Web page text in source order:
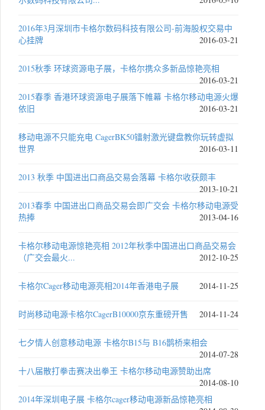
2016年3月深圳市卡格尔数码科技有限公司-前海股权交易中
心挂牌
2016-03-21
2015秋季 环球资源电子展，卡格尔携众多新品惊艳亮相
2016-03-21
2015春季 香港环球资源电子展落下帷幕 卡格尔移动电源火爆
依旧
2016-03-21
移动电源不只能充电 CagerBK50镭射激光键盘教你玩转虚拟
世界
2016-03-11
2013 秋季 中国进出口商品交易会落幕 卡格尔收获颇丰
2013-10-21
2013春季 中国进出口商品交易会即广交会 卡格尔移动电源受
热捧
2013-04-16
卡格尔移动电源惊艳亮相 2012年秋季中国进出口商品交易会
（广交会最火...
2012-10-25
卡格尔Cager移动电源亮相2014年香港电子展 2014-11-25
时尚移动电源卡格尔CagerB10000京东重磅开售 2014-11-24
七夕情人创意移动电源 卡格尔B15与 B16鹊桥来相会
2014-07-28
十八届散打拳击赛决出拳王 卡格尔移动电源赞助出席
2014-08-10
2014年深圳电子展 卡格尔cager移动电源新品惊艳亮相